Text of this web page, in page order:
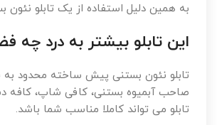
به همین دلیل استفاده از یک تابلو
این تابلو بیشتر به درد چه
تابلو نئون بستنی پیش ساخته محدود
صاحب آبمیوه بستنی، کافی شاپ، کافه
تابلو می تواند کاملا مناسب شما باشد.